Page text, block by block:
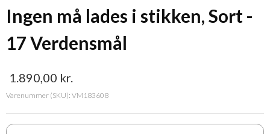
Ingen må lades i stikken, Sort -
17 Verdensmål
1.890,00 kr.
Varenummer (SKU): VM183608